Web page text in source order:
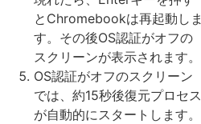
とChromebookは再起動しま
す。その後OS認証がオフの
スクリーンが表示されます。
OS認証がオフのスクリーン
では、約15秒後復元プロセス
が自動的にスタートします。